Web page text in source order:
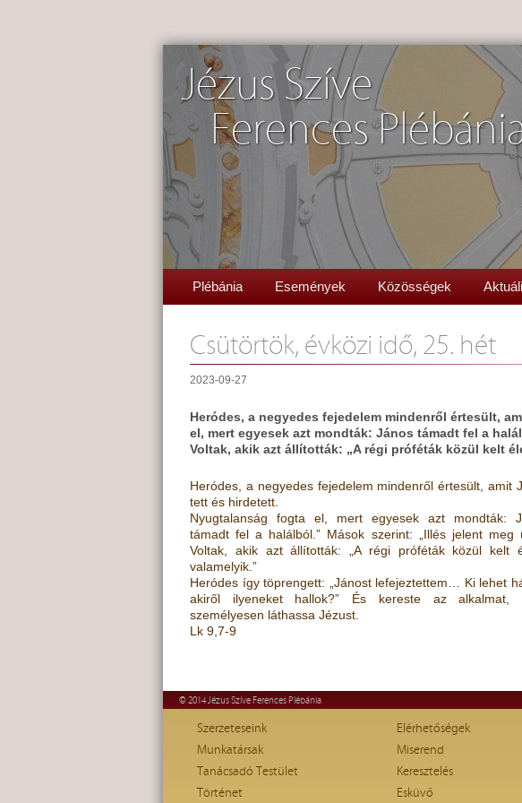
Jézus Szíve
Ferences
Plébánia Események Közösségek
Csütörtök, évközi idő, 25. hét
2023-09-27
Heródes, a negyedes fejedelem mindenről értesült,
el, mert egyesek azt mondták: János támadt fel a
Voltak, akik azt állították: „A régi próféták közül kelt
Heródes, a negyedes fejedelem mindenről értesült, amit
tett és hirdetett.
Nyugtalanság fogta el, mert egyesek azt mondták:
támadt fel a halálból.” Mások szerint: „Illés jelent meg
Voltak, akik azt állították: „A régi próféták közül kelt
valamelyik.”
Heródes így töprengett: „Jánost lefejeztettem… Ki lehet
akiről ilyeneket hallok?” És kereste az alkalmat,
személyesen láthassa Jézust.
Lk 9,7-9
© 2014 Jézus Szíve Ferences Plébánia
Szerzeteseink
Munkatársak
Tanácsadó Testület
Történet
Elérhetőségek
Miserend
Keresztelés
Esküvő